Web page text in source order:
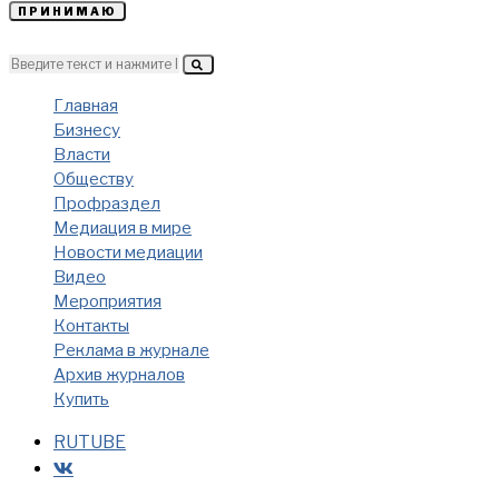
ПРИНИМАЮ
Главная
Бизнесу
Власти
Обществу
Профраздел
Медиация в мире
Новости медиации
Видео
Мероприятия
Контакты
Реклама в журнале
Архив журналов
Купить
RUTUBE